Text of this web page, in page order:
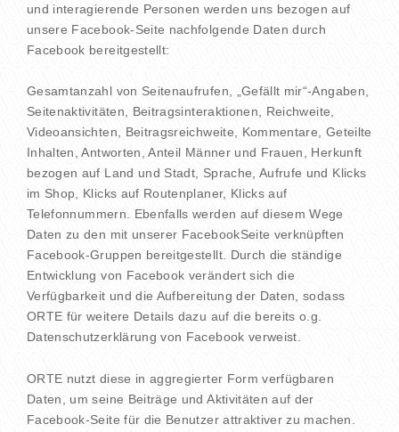
und interagierende Personen werden uns bezogen auf
unsere Facebook-Seite nachfolgende Daten durch
Facebook bereitgestellt:
Gesamtanzahl von Seitenaufrufen, „Gefällt mir“-Angaben,
Seitenaktivitäten, Beitragsinteraktionen, Reichweite,
Videoansichten, Beitragsreichweite, Kommentare, Geteilte
Inhalten, Antworten, Anteil Männer und Frauen, Herkunft
bezogen auf Land und Stadt, Sprache, Aufrufe und Klicks
im Shop, Klicks auf Routenplaner, Klicks auf
Telefonnummern. Ebenfalls werden auf diesem Wege
Daten zu den mit unserer FacebookSeite verknüpften
Facebook-Gruppen bereitgestellt. Durch die ständige
Entwicklung von Facebook verändert sich die
Verfügbarkeit und die Aufbereitung der Daten, sodass
ORTE für weitere Details dazu auf die bereits o.g.
Datenschutzerklärung von Facebook verweist.
ORTE nutzt diese in aggregierter Form verfügbaren
Daten, um seine Beiträge und Aktivitäten auf der
Facebook-Seite für die Benutzer attraktiver zu machen.